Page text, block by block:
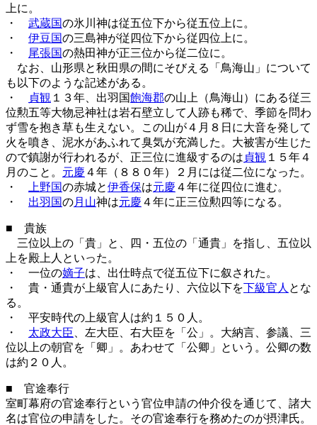
上に。
・ 武蔵国の氷川神は従五位下から従五位上に。
・ 伊豆国の三島神が従四位下から従四位上に。
・
尾張国の熱田神が正三位から従二位に。
なお、山形県と秋田県の間にそびえる「鳥海山」について
も以下のような記述がある。
・
貞観 １３年、出羽国飽海郡の山上（鳥海山）にある従三
位勲五等大物忌神社は岩石壁立して人跡も稀で、季節を問わ
ず雪を抱き草も生えない。この山が４月８日に大音を発して
火を噴き、泥水があふれて臭気が充満した。大被害が生じた
ので鎮謝が行われるが、正三位に進級するのは 貞観 １５年４
月のこと。 元慶 ４年（８８０年）２月には従二位になった。
・
上野国の赤城と伊香保は元慶 ４年に従四位に進む。
・ 出羽国の月山神は元慶 ４年に正三位勲四等になる。
■ 貴族
三位以上の「貴」と、四・五位の「通貴」を指し、五位以
上を殿上人といった。
・ 一位の嫡子は、出仕時点で従五位下に叙された。
・ 貴・通貴が上級官人にあたり、六位以下を下級官人 とな
る。
・ 平安時代の上級官人は約１５０人。
・ 太政大臣 、左大臣、右大臣を「公」。大納言、参議、三
位以上の朝官を「卿」。あわせて「公卿」という。公卿の数
は約２０人。
■ 官途奉行
室町幕府の官途奉行という官位申請の仲介役を通じて、諸大
名は官位の申請をした。その官途奉行を務めたのが摂津氏。